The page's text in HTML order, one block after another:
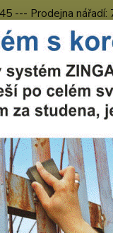
--- Prodejna
podmínky
Nářadí Wolfcraft
Wolfcraft